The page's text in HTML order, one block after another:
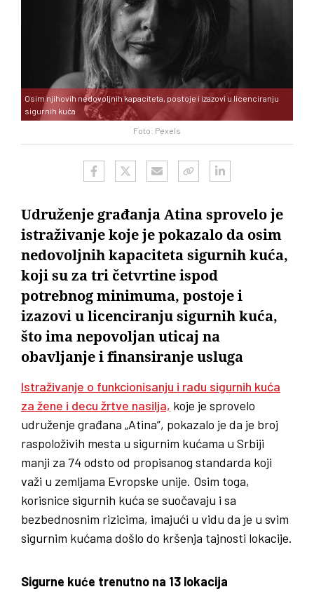
Foto: Pexels
Osim njihovih nedovoljnih kapaciteta, postoje i izazovi u licenciranju
sigurnih kuća
Udruženje građanja Atina sprovelo je
istraživanje koje je pokazalo da osim
nedovoljnih kapaciteta sigurnih kuća,
koji su za tri četvrtine ispod
potrebnog minimuma, postoje i
izazovi u licenciranju sigurnih kuća,
što ima nepovoljan uticaj na
obavljanje i finansiranje usluga
Istraživanje o funkcionisanju i radu sigurnih kuća
za žene i decu žrtve nasilja, koje je sprovelo
udruženje građana „Atina”, pokazalo je da je broj
raspoloživih mesta u sigurnim kućama u Srbiji
manji za 74 odsto od propisanog standarda koji
važi u zemljama Evropske unije. Osim toga,
korisnice sigurnih kuća se suočavaju i sa
bezbednosnim rizicima, imajući u vidu da je u svim
sigurnim kućama došlo do kršenja tajnosti lokacije.
Sigurne kuće trenutno na 13 lokacija